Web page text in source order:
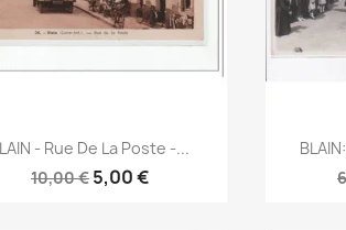
Aperçu rapide
- Rue De La Poste -...
10,00 € 5,00 €